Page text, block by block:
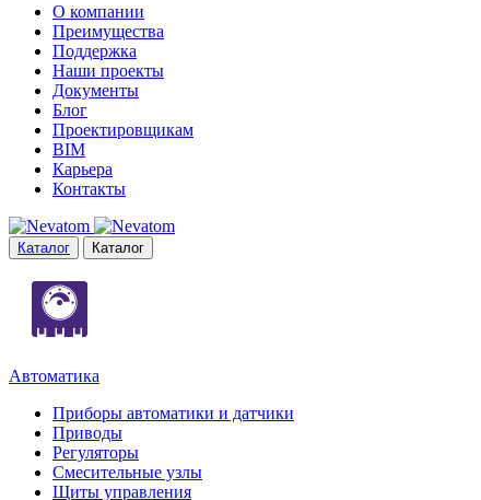
О компании
Преимущества
Поддержка
Наши проекты
Документы
Блог
Проектировщикам
BIM
Карьера
Контакты
Каталог Каталог
Автоматика
Приборы автоматики и датчики
Приводы
Регуляторы
Смесительные узлы
Щиты управления